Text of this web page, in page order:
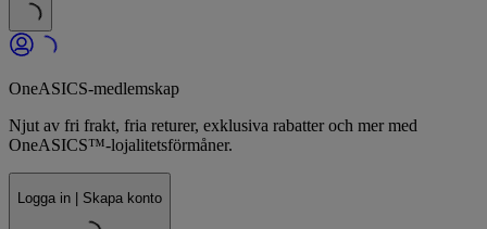
OneASICS-medlemskap
Njut av fri frakt, fria returer, exklusiva rabatter och mer med
OneASICS™-lojalitetsförmåner.
Logga in | Skapa konto